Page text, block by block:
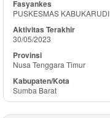
PUSKESMAS KABUKARUDI
30/05/2023
Nusa Tenggara Timur
Sumba Barat